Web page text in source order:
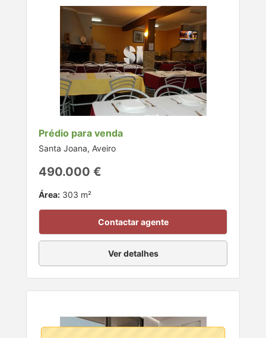
Prédio para venda
Santa Joana, Aveiro
490.000 €
Área: 303 m²
Contactar agente
Ver detalhes